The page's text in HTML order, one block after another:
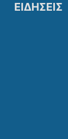
ΕΙΔΗΣΕΙΣ